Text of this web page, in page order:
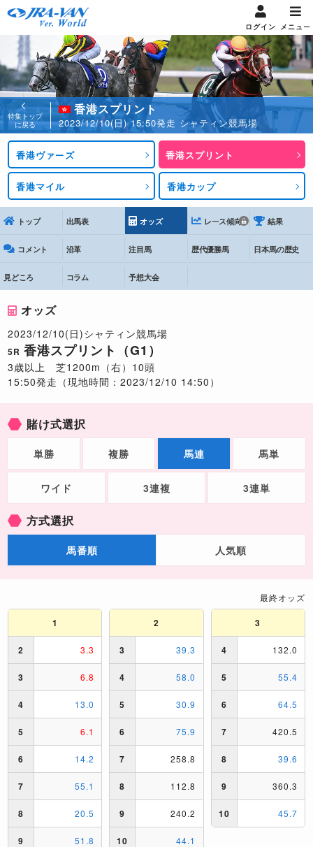
ログイン メニュー
特集トップ
に戻る
香港スプリント
2023/12/10(日) 15:50発走 シャティン競馬場
香港ヴァーズ 香港スプリント
香港マイル 香港カップ
トップ 出馬表 オッズ レース傾向 結果
コメント 沿革 注目馬 歴代優勝馬 日本馬の歴史
見どころ コラム 予想大会
オッズ
2023/12/10(日)シャティン競馬場
5R 香港スプリント（G1）
3歳以上 芝1200m（右）10頭
15:50発走（現地時間：2023/12/10 14:50）
賭け式選択
単勝 複勝 馬連 馬単
ワイド 3連複 3連単
方式選択
馬番順 人気順